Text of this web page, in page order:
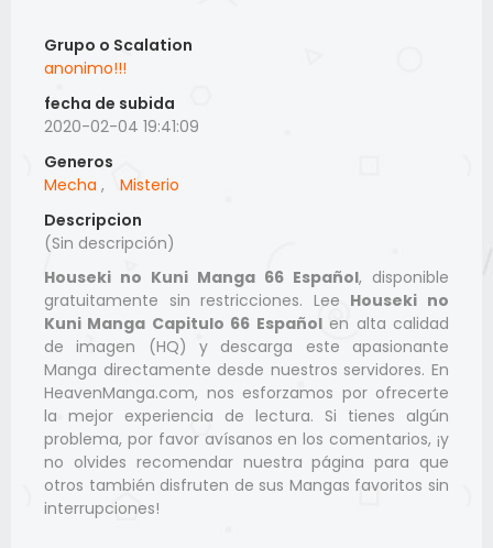
Grupo o Scalation
anonimo!!!
fecha de subida
2020-02-04 19:41:09
Generos
Mecha ,
Misterio
Descripcion
(Sin descripción)
Houseki no Kuni Manga 66 Español, disponible
gratuitamente sin restricciones. Lee Houseki no
Kuni Manga Capitulo 66 Españolen alta calidad
de imagen (HQ) y descarga este apasionante
Manga directamente desde nuestros servidores. En
HeavenManga.com, nos esforzamos por ofrecerte
la mejor experiencia de lectura. Si tienes algún
problema, por favor avísanos en los comentarios, ¡y
no olvides recomendar nuestra página para que
otros también disfruten de sus Mangas favoritos sin
interrupciones!